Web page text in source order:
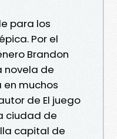
para los
Por el
Brandon
novela de
muchos
de El juego
ciudad de
capital de